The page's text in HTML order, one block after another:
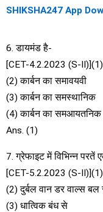
SHIKSHA247 App
6. डायमंड है-
[CET-4.2.2023 (S-
(2) कार्बन का समावयवी
(3) कार्बन का समस्थानिक
(4) कार्बन का समआयतनिक
Ans. (1)
7. ग्रेफाइट में विभिन्न
[CET-5.2.2023 (S-
(2) दुर्बल वान डर वाल्स
(3) धात्विक बंध से